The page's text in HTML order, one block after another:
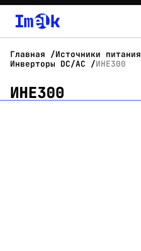
О нас
Новости
Главная
Источники питания
Инверторы DC/AC
ИНЕ300
ИНЕ300